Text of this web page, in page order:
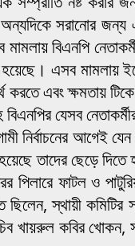
সরানোর
বিএনপি
এসব মামলায়
এবং ক্ষমতায়
যেসব
আগেই যেন
তাদের ছেড়ে দিতে
ফাটল ও
স্থায়ী কমিটির
খায়রুল কবির